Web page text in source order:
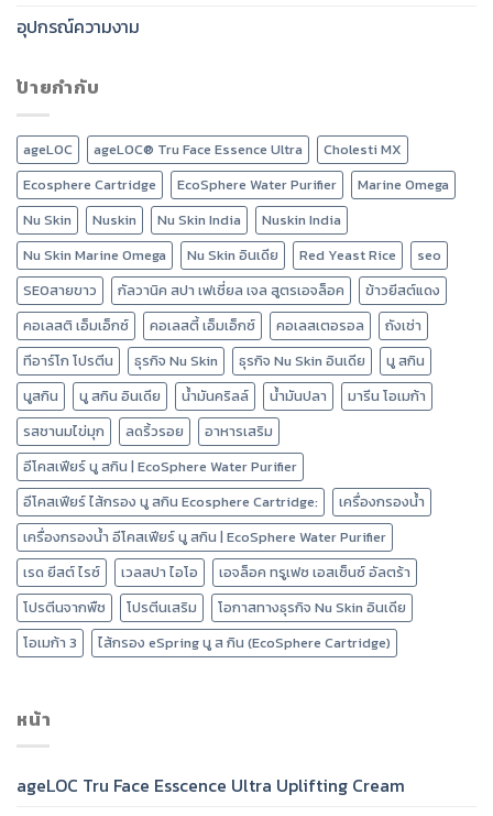
อุปกรณ์ความงาม
ป้ายกำกับ
ageLOC ageLOC® Tru Face Essence Ultra
Cholesti MX
Ecosphere Cartridge
EcoSphere Water Purifier
Marine Omega
Nu Skin
Nuskin Nu Skin India
Nuskin India
Nu Skin Marine Omega
Nu Skin อินเดีย Red Yeast Rice
seo
SEOสายขาว
กัลวานิค สปา เฟเชี่ยล เจล สูตรเอจล็อค
ข้าวยีสต์แดง
คอเลสติ เอ็มเอ็กซ์
คอเลสตี้ เอ็มเอ็กซ์ คอเลสเตอรอล
ถังเช่า
ทีอาร์โก โปรตีน
ธุรกิจ Nu Skin ธุรกิจ Nu Skin อินเดีย
นู สกิน
นูสกิน
นู สกิน อินเดีย น้ำมันคริลล์ น้ำมันปลา
มารีน โอเมก้า
รสชานมไข่มุก
ลดริ้วรอย
อาหารเสริม
อีโคสเฟียร์ นู สกิน | EcoSphere Water Purifier
อีโคสเฟียร์ ไส้กรอง นู สกิน Ecosphere Cartridge:
เครื่องกรองน้ำ
เครื่องกรองน้ำ อีโคสเฟียร์ นู สกิน | EcoSphere Water Purifier
เรด ยีสต์ ไรซ์
เวลสปา ไอโอ
เอจล็อค ทรูเฟซ เอสเซ็นซ์ อัลตร้า
โปรตีนจากพืช
โปรตีนเสริม
โอกาสทางธุรกิจ Nu Skin อินเดีย
โอเมก้า 3
ไส้กรอง eSpring นู ส กิน (EcoSphere Cartridge)
หน้า
ageLOC Tru Face Esscence Ultra Uplifting Cream